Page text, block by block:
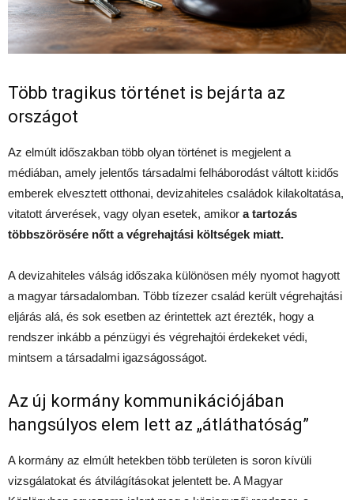
Több tragikus történet is bejárta az
országot
Az elmúlt időszakban több olyan történet is megjelent a
médiában, amely jelentős társadalmi felháborodást váltott ki:idős
emberek elvesztett otthonai, devizahiteles családok kilakoltatása,
vitatott árverések, vagy olyan esetek, amikor a tartozás
többszörösére nőtt a végrehajtási költségek miatt.
A devizahiteles válság időszaka különösen mély nyomot hagyott
a magyar társadalomban. Több tízezer család került végrehajtási
eljárás alá, és sok esetben az érintettek azt érezték, hogy a
rendszer inkább a pénzügyi és végrehajtói érdekeket védi,
mintsem a társadalmi igazságosságot.
Az új kormány kommunikációjában
hangsúlyos elem lett az „átláthatóság”
A kormány az elmúlt hetekben több területen is soron kívüli
vizsgálatokat és átvilágításokat jelentett be. A Magyar